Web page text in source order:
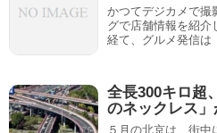
かつてデジカメで撮
グで店舗情報を紹介
経て、グルメ発信は
全長300キロ超
のネックレス」
５月の北京は、街